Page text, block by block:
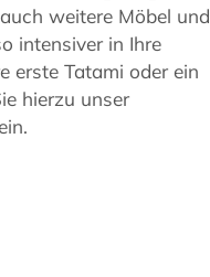
weitere Möbel und
intensiver in Ihre
erste Tatami oder ein
hierzu unser